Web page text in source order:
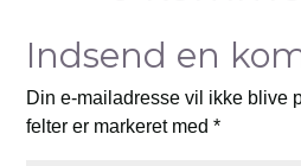
Indsend en
Din e-mailadresse vil ikke blive
felter er markeret med*